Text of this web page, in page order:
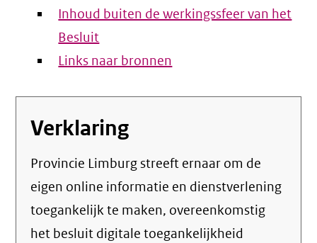
Inhoud buiten de werkingssfeer van het
Besluit
Links naar bronnen
Verklaring
Provincie Limburg streeft ernaar om de
eigen online informatie en dienstverlening
toegankelijk te maken, overeenkomstig
het besluit digitale toegankelijkheid